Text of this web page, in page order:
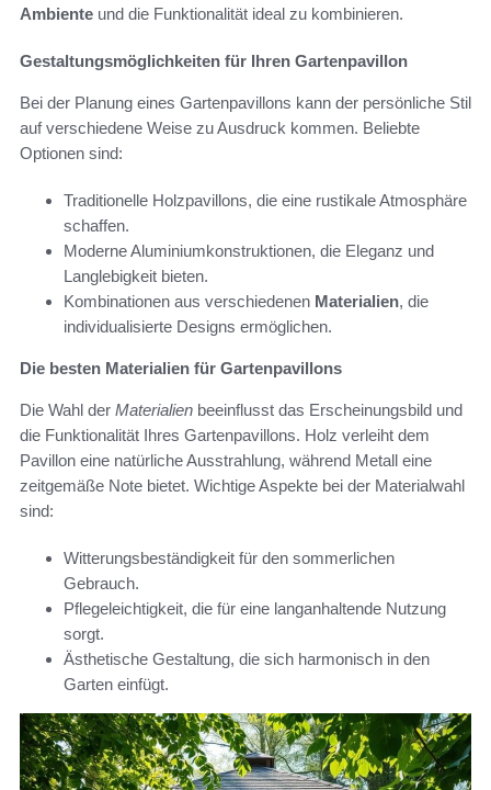
Ambiente und die Funktionalität ideal zu kombinieren.
Gestaltungsmöglichkeiten für Ihren Gartenpavillon
Bei der Planung eines Gartenpavillons kann der persönliche Stil
auf verschiedene Weise zu Ausdruck kommen. Beliebte
Optionen sind:
Traditionelle Holzpavillons, die eine rustikale Atmosphäre
schaffen.
Moderne Aluminiumkonstruktionen, die Eleganz und
Langlebigkeit bieten.
Kombinationen aus verschiedenen Materialien, die
individualisierte Designs ermöglichen.
Die besten Materialien für Gartenpavillons
Die Wahl der Materialien beeinflusst das Erscheinungsbild und
die Funktionalität Ihres Gartenpavillons. Holz verleiht dem
Pavillon eine natürliche Ausstrahlung, während Metall eine
zeitgemäße Note bietet. Wichtige Aspekte bei der Materialwahl
sind:
Witterungsbeständigkeit für den sommerlichen
Gebrauch.
Pflegeleichtigkeit, die für eine langanhaltende Nutzung
sorgt.
Ästhetische Gestaltung, die sich harmonisch in den
Garten einfügt.